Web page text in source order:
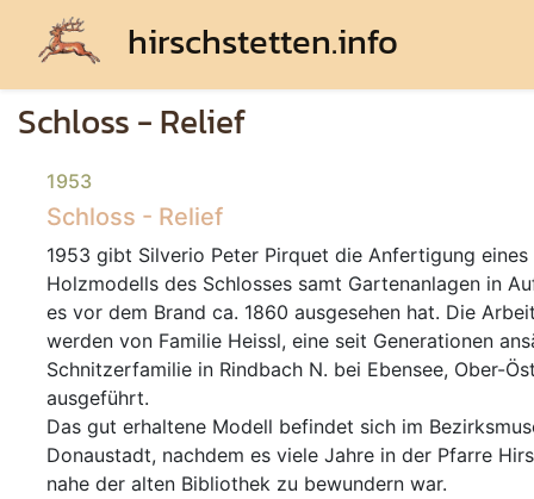
hirschstetten.info
Schloss - Relief
1953
Schloss - Relief
1953 gibt Silverio Peter Pirquet die Anfertigung eines
Holzmodells des Schlosses samt Gartenanlagen in
es vor dem Brand ca. 1860 ausgesehen hat. Die
werden von Familie Heissl, eine seit Generationen
Schnitzerfamilie in Rindbach N. bei Ebensee, Ober-
ausgeführt.
Das gut erhaltene Modell befindet sich im
Donaustadt, nachdem es viele Jahre in der Pfarre
nahe der alten Bibliothek zu bewundern war.